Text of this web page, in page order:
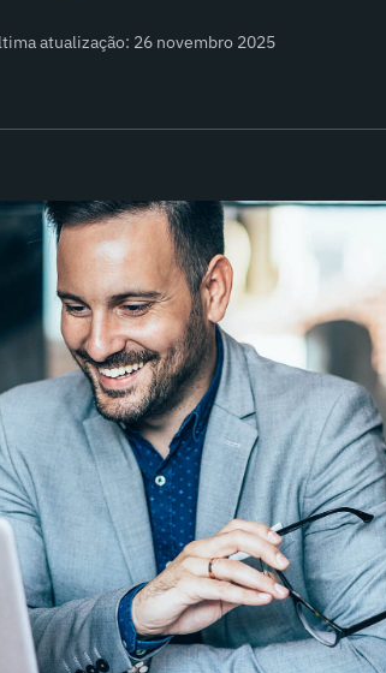
atualização: 26 novembro 2025